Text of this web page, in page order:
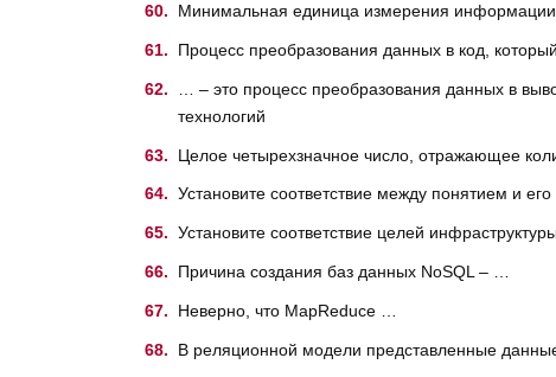
Минимальная единица измерения
Процесс преобразования данных в код,
… – это процесс преобразования данных в
технологий
Целое четырехзначное число, отражающее
Установите соответствие между понятием и
Установите соответствие целей
Причина создания баз данных NoSQL – …
Неверно, что MapReduce …
В реляционной модели представленные